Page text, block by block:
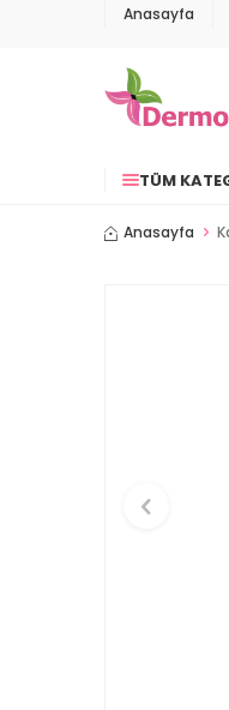
Anasayfa
TÜM
Anasayfa